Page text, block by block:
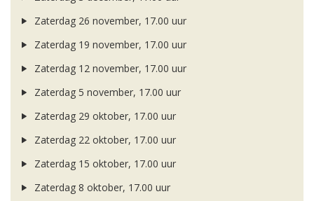
Zaterdag 26 november, 17.00 uur
Zaterdag 19 november, 17.00 uur
Zaterdag 12 november, 17.00 uur
Zaterdag 5 november, 17.00 uur
Zaterdag 29 oktober, 17.00 uur
Zaterdag 22 oktober, 17.00 uur
Zaterdag 15 oktober, 17.00 uur
Zaterdag 8 oktober, 17.00 uur